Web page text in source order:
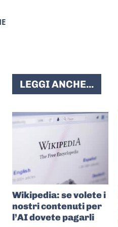
LEGGI ANCHE...
Wikipedia: se volete i
nostri contenuti per
l’AI dovete pagarli